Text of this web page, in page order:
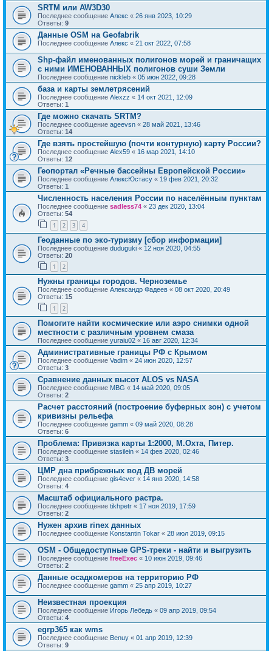
SRTM или AW3D30
Последнее сообщение Алекс « 26 янв 2023, 10:29
Ответы: 9
Данные OSM на Geofabrik
Последнее сообщение Алекс « 21 окт 2022, 07:58
Shp-файл именованных полигонов морей и граничащих
с ними ИМЕНОВАННЫХ полигонов суши Земли
Последнее сообщение nickleb « 05 июн 2022, 09:28
база и карты землетрясений
Последнее сообщение Alexzz « 14 окт 2021, 12:09
Ответы: 1
Где можно скачать SRTM?
Последнее сообщение ageevsn « 28 май 2021, 13:46
Ответы: 14
Где взять простейшую (почти контурную) карту России?
Последнее сообщение Alex59 « 16 мар 2021, 14:10
Ответы: 12
Геопортал «Речные бассейны Европейской России»
Последнее сообщение АлексЮстасу « 19 фев 2021, 20:32
Ответы: 1
Численность населения России по населённым пунктам
Последнее сообщение sadless74 « 23 дек 2020, 13:04
Ответы: 54
1 2 3 4
Геоданные по эко-туризму [сбор информации]
Последнее сообщение duduguki « 12 ноя 2020, 04:55
Ответы: 20
1 2
Нужны границы городов. Черноземье
Последнее сообщение Александр Фадеев « 08 окт 2020, 20:49
Ответы: 15
1 2
Помогите найти космические или аэро снимки одной
местности с различным уровнем смаза
Последнее сообщение yuraiu02 « 16 авг 2020, 12:34
Административные границы РФ с Крымом
Последнее сообщение Vadim « 24 июн 2020, 12:57
Ответы: 3
Сравнение данных высот ALOS vs NASA
Последнее сообщение MBG « 14 май 2020, 09:05
Ответы: 2
Расчет расстояний (построение буферных зон) с учетом
кривизны рельефа
Последнее сообщение gamm « 09 май 2020, 08:28
Ответы: 6
Проблема: Привязка карты 1:2000, М.Охта, Питер.
Последнее сообщение stasilein « 14 фев 2020, 02:46
Ответы: 3
ЦМР дна прибрежных вод ДВ морей
Последнее сообщение gis4ever « 14 янв 2020, 14:58
Ответы: 4
Масштаб официального растра.
Последнее сообщение tikhpetr « 17 ноя 2019, 17:59
Ответы: 2
Нужен архив rinex данных
Последнее сообщение Konstantin Tokar « 28 июл 2019, 09:15
OSM - Общедоступные GPS-треки - найти и выгрузить
Последнее сообщение freeExec « 10 июн 2019, 09:46
Ответы: 2
Данные осадкомеров на территорию РФ
Последнее сообщение gamm « 25 апр 2019, 10:27
Неизвестная проекция
Последнее сообщение Игорь Лебедь « 09 апр 2019, 09:54
Ответы: 4
egrp365 как wms
Последнее сообщение Benuy « 01 апр 2019, 12:39
Ответы: 9